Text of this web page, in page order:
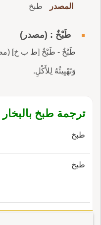
المصدر طبخ
طَبْخٌ : (مصدر)
طَبْخٌ - طَبْخٌ [ط ب خ]
وَتَهْيِيئُهُ لِلأَكْلِ.
ترجمة طبخ بالبخار
طبخ
طبخ